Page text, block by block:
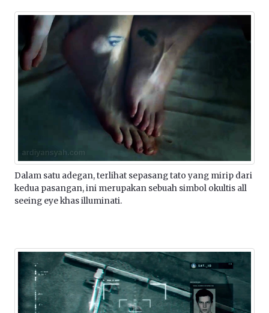
Dalam satu adegan, terlihat sepasang tato yang mirip dari
kedua pasangan, ini merupakan sebuah simbol okultis all
seeing eye khas illuminati.